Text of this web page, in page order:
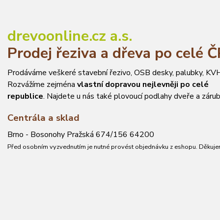
drevoonline.cz a.s.
Prodej řeziva a dřeva po celé
Prodáváme veškeré stavební řezivo, OSB desky, palubky,
Rozvážíme zejména vlastní dopravou nejlevněji po celé
republice. Najdete u nás také plovoucí podlahy dveře a
Centrála a sklad
Brno - Bosonohy Pražská 674/156 64200
Před osobním vyzvednutím je nutné provést objednávku z eshopu.